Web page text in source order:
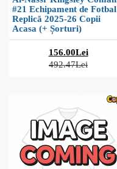
#21 Echipament de Fotbal
Replică 2025-26 Copii
Acasa (+ Șorturi)
156.00Lei
492.47Lei